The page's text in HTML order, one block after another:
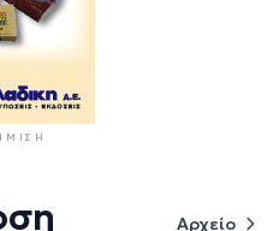
Αρχείο